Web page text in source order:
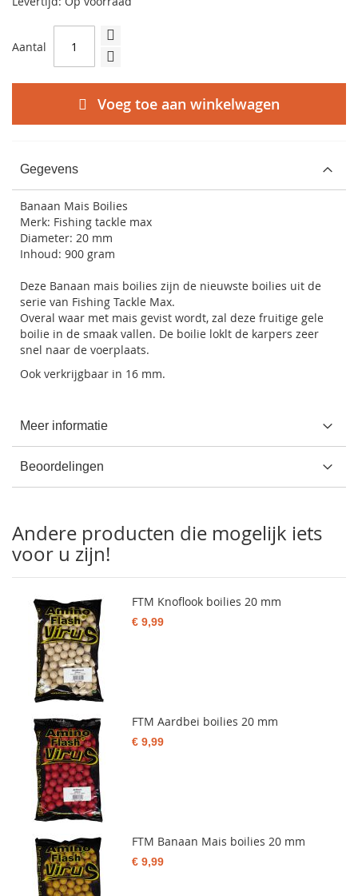
Aantal
Voeg toe aan winkelwagen
Gegevens
Banaan Mais Boilies
Merk: Fishing tackle max
Diameter: 20 mm
Inhoud: 900 gram
Deze Banaan mais boilies zijn de nieuwste boilies uit de
serie van Fishing Tackle Max.
Overal waar met mais gevist wordt, zal deze fruitige gele
boilie in de smaak vallen. De boilie loklt de karpers zeer
snel naar de voerplaats.
Ook verkrijgbaar in 16 mm.
Meer informatie
Beoordelingen
Andere producten die mogelijk iets
voor u zijn!
FTM Knoflook boilies 20 mm
€ 9,99
FTM Aardbei boilies 20 mm
€ 9,99
FTM Banaan Mais boilies 20 mm
€ 9,99